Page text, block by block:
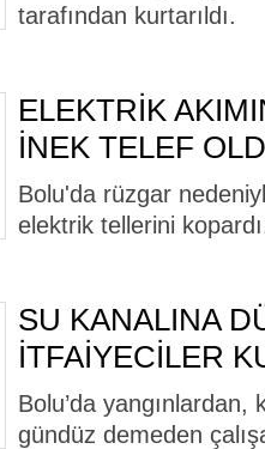
tarafından kurtarıldı.
ELEKTRİK
İNEK TELEF
Bolu'da rüzgar
elektrik tellerini
SU KANALINA
İTFAİYECİLER
Bolu’da
gündüz demeden